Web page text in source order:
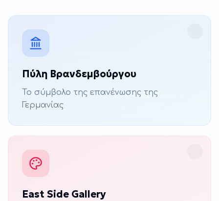
Πύλη Βρανδεμβούργου
Το σύμβολο της επανένωσης της
Γερμανίας
East Side Gallery